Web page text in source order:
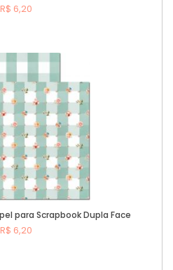
R$ 6,20
para Scrapbook Dupla Face
R$ 6,20